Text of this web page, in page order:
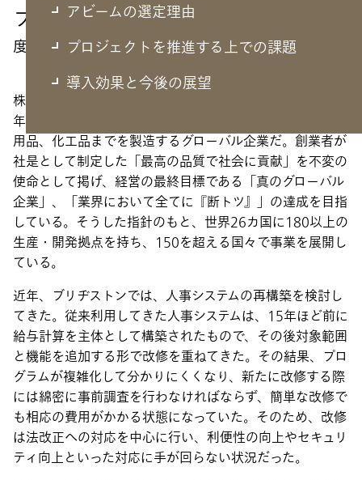
アビームの選定理由
プロジェクトを推進する上での課題
導入効果と今後の展望
プロジェクトの背景
度重なる改修で複雑化した人事システムを再構築
株式会社ブリヂストン（以下、ブリヂストン）は、1931
年に設立された、自動車用タイヤから、自転車、スポーツ
用品、化工品までを製造するグローバル企業だ。創業者が
社是として制定した「最高の品質で社会に貢献」を不変の
使命として掲げ、経営の最終目標である「真のグローバル
企業」、「業界において全てに『断トツ』」の達成を目指
している。そうした指針のもと、世界26カ国に180以上の
生産・開発拠点を持ち、150を超える国々で事業を展開し
ている。
近年、ブリヂストンでは、人事システムの再構築を検討し
てきた。従来利用してきた人事システムは、15年ほど前に
給与計算を主体として構築されたもので、その後対象範囲
と機能を追加する形で改修を重ねてきた。その結果、プロ
グラムが複雑化して分かりにくくなり、新たに改修する際
には綿密に事前調査を行わなければならず、簡単な改修で
も相応の費用がかかる状態になっていた。そのため、改修
は法改正への対応を中心に行い、利便性の向上やセキュリ
ティ向上といった対応に手が回らない状況だった。